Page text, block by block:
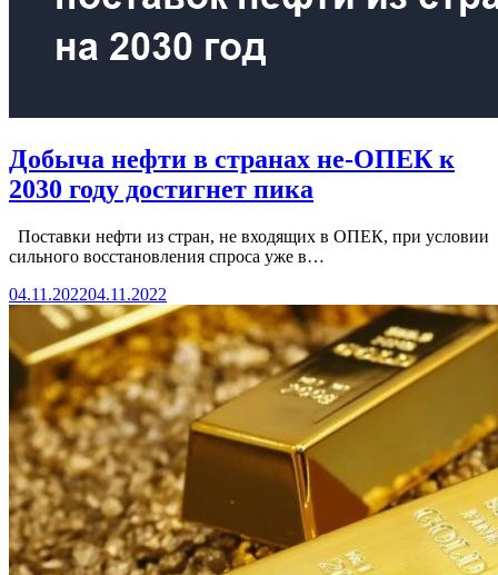
Добыча нефти в странах не-ОПЕК к
2030 году достигнет пика
Поставки нефти из стран, не входящих в ОПЕК, при условии
сильного восстановления спроса уже в…
04.11.202204.11.2022